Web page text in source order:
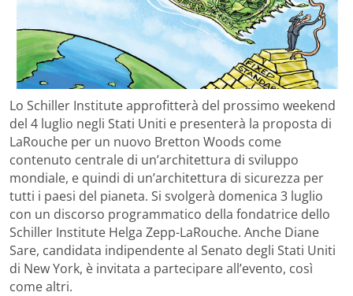
Lo Schiller Institute approfitterà del prossimo weekend
del 4 luglio negli Stati Uniti e presenterà la proposta di
LaRouche per un nuovo Bretton Woods come
contenuto centrale di un’architettura di sviluppo
mondiale, e quindi di un’architettura di sicurezza per
tutti i paesi del pianeta. Si svolgerà domenica 3 luglio
con un discorso programmatico della fondatrice dello
Schiller Institute Helga Zepp-LaRouche. Anche Diane
Sare, candidata indipendente al Senato degli Stati Uniti
di New York, è invitata a partecipare all’evento, così
come altri.